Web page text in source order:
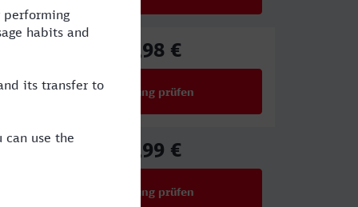
68,98 €
Verbindung prüfen
27,99 €
Verbindung prüfen